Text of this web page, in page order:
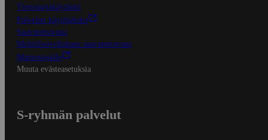
Tietosuojakäytäntö
Palvelun käyttöehdot
Saavutettavuus
Mobiilisovelluksen saavutettavuus
Mainostajalle
Muuta evästeasetuksia
S-ryhmän palvelut